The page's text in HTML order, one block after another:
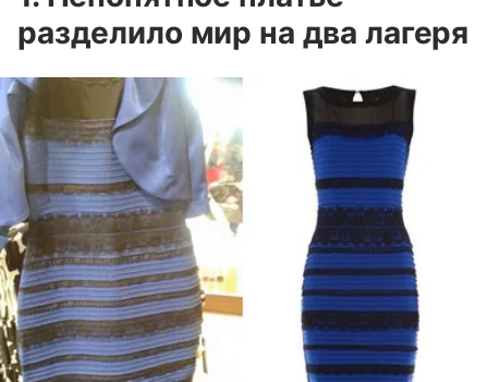
разделило мир на два лагеря